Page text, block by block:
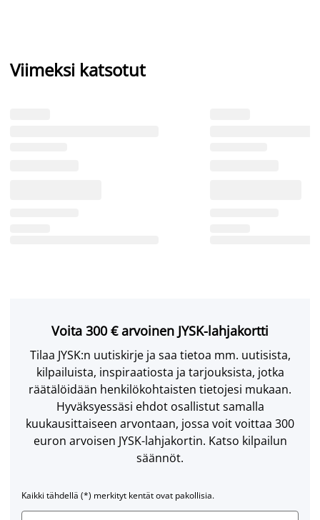
Viimeksi katsotut
Voita 300 € arvoinen JYSK-lahjakortti
Tilaa JYSK:n uutiskirje ja saa tietoa mm. uutisista,
kilpailuista, inspiraatiosta ja tarjouksista, jotka
räätälöidään henkilökohtaisten tietojesi mukaan.
Hyväksyessäsi ehdot osallistut samalla
kuukausittaiseen arvontaan, jossa voit voittaa 300
euron arvoisen JYSK-lahjakortin. Katso kilpailun
säännöt.
Kaikki tähdellä (*) merkityt kentät ovat pakollisia.